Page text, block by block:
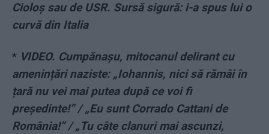
Cioloș sau de USR. Sursă sigură: i-a spus lui o
curvă din Italia
* VIDEO. Cumpănașu, mitocanul delirant cu
amenințări naziste: „Iohannis, nici să rămâi în
țară nu vei mai putea după ce voi fi
președinte!” / „Eu sunt Corrado Cattani de
România!” / „Tu câte clanuri mai ascunzi,